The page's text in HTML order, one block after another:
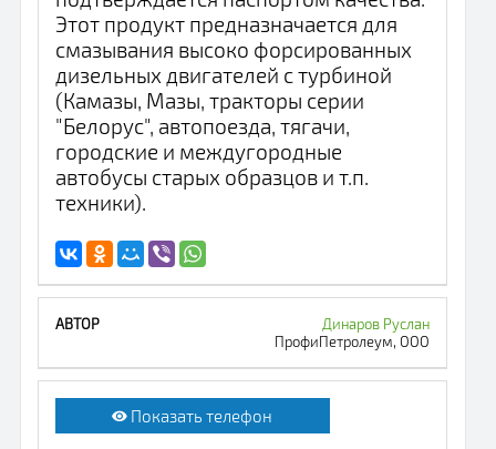
Этот продукт предназначается для
смазывания высоко форсированных
дизельных двигателей с турбиной
(Камазы, Мазы, тракторы серии
"Белорус", автопоезда, тягачи,
городские и междугородные
автобусы старых образцов и т.п.
техники).
Динаров Руслан
ПрофиПетролеум, ООО
Показать телефон